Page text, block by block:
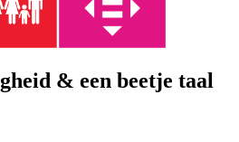
& een beetje taal